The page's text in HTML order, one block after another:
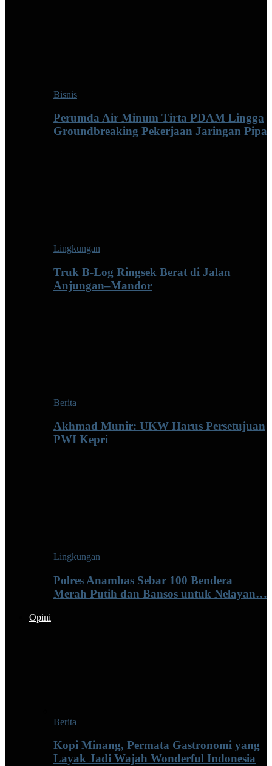
Bisnis
Perumda Air Minum Tirta PDAM Lingga
Groundbreaking Pekerjaan Jaringan Pipa
Lingkungan
Truk B-Log Ringsek Berat di Jalan
Anjungan–Mandor
Berita
Akhmad Munir: UKW Harus Persetujuan
PWI Kepri
Lingkungan
Polres Anambas Sebar 100 Bendera
Merah Putih dan Bansos untuk Nelayan…
Opini
Berita
Kopi Minang, Permata Gastronomi yang
Layak Jadi Wajah Wonderful Indonesia